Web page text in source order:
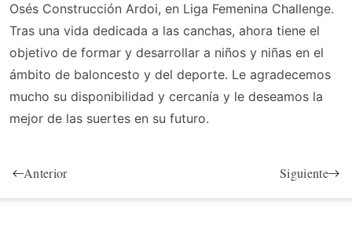
Osés Construcción Ardoi, en Liga Femenina Challenge.
Tras una vida dedicada a las canchas, ahora tiene el
objetivo de formar y desarrollar a niños y niñas en el
ámbito de baloncesto y del deporte. Le agradecemos
mucho su disponibilidad y cercanía y le deseamos la
mejor de las suertes en su futuro.
Anterior Siguiente